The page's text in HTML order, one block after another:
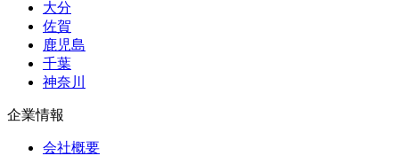
大分
佐賀
鹿児島
千葉
神奈川
企業情報
会社概要